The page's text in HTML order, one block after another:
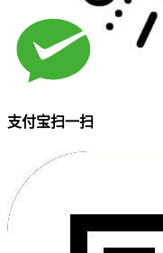
支付宝扫一扫